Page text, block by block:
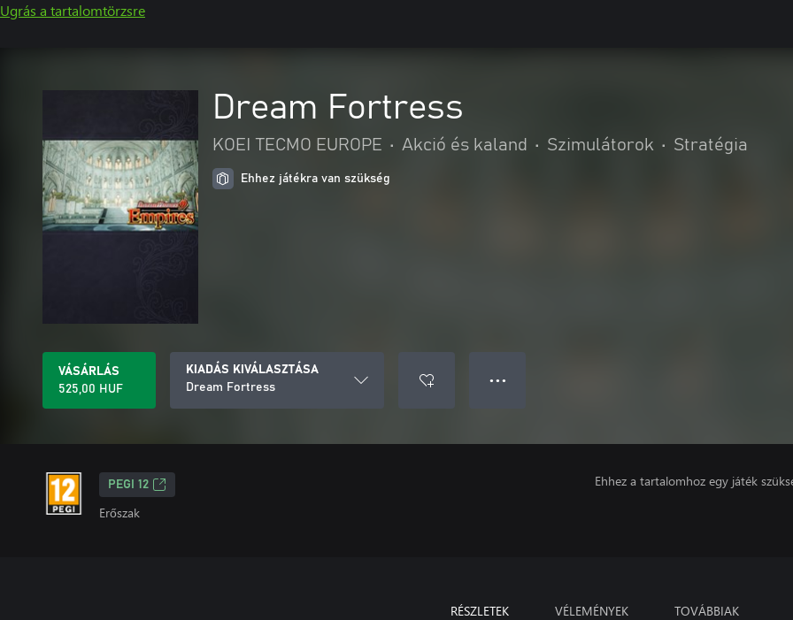
Ugrás a tartalomtörzsre
Dream Fortress
KOEI TECMO EUROPE • Akció és kaland • Szimulátorok • Stratégia
Ehhez játékra van szükség
VÁSÁRLÁS
525,00 HUF
KIADÁS KIVÁLASZTÁSA
Dream Fortress
● ● ●
PEGI 12
Erőszak
Ehhez a tartalomhoz egy játék
RÉSZLETEK VÉLEMÉNYEK TOVÁBBIAK